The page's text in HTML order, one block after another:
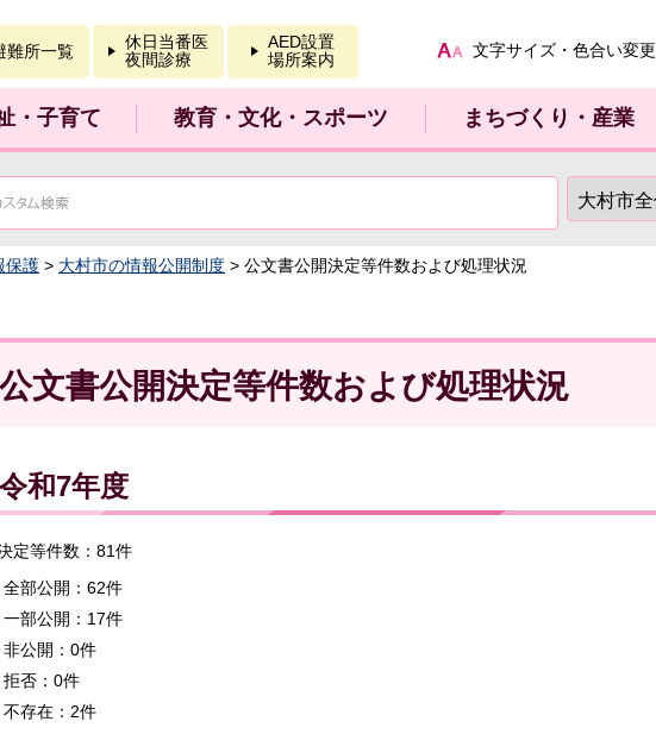
難所一覧
休日当番医
夜間診療
AED設置
場所案内
文字サイズ・色合い変更
・子育て 教育・文化・スポーツ まちづくり・産業
保護 > 大村市の情報公開制度 > 公文書公開決定等件数および処理状況
公文書公開決定等件数および処理状況
令和7年度
定等件数：81件
全部公開：62件
一部公開：17件
非公開：0件
拒否：0件
不存在：2件